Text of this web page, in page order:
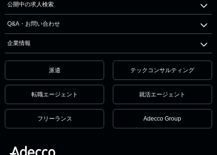
公開中の求人検索
Q&A・お問い合わせ
企業情報
派遣 テックコンサルティング
転職エージェント 就活エージェント
フリーランス Adecco Group